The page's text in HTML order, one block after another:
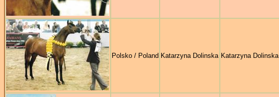
Polsko / Poland Katarzyna Dolinska Katarzyna Dolinska